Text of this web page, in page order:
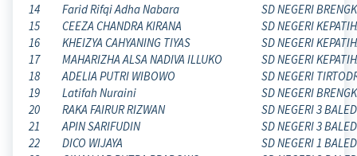
14
Farid Rifqi Adha Nabara
SD NEGERI
15
CEEZA CHANDRA KIRANA
SD NEGERI
16
KHEIZYA CAHYANING TIYAS
SD NEGERI
17
MAHARIZHA ALSA NADIVA ILLUKO
SD NEGERI
18
ADELIA PUTRI WIBOWO
SD NEGERI
19
Latifah Nuraini
SD NEGERI
20
RAKA FAIRUR RIZWAN
SD NEGERI 3
21
APIN SARIFUDIN
SD NEGERI 3
22
DICO WIJAYA
SD NEGERI 1